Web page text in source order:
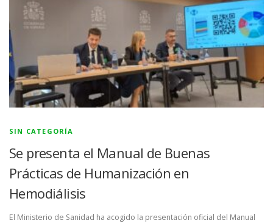
SIN CATEGORÍA
Se presenta el Manual de Buenas
Prácticas de Humanización en
Hemodiálisis
El Ministerio de Sanidad ha acogido la presentación oficial del Manual